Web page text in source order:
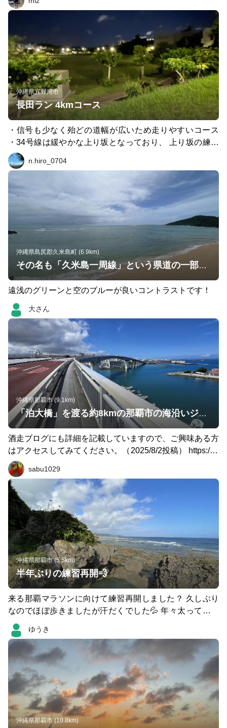
出。良い探検になった。恩納村は西側海岸線に面している
ので本当はサンセットランをしたかったが旅程にマッチせ
ず断念。夕日写真（3枚目）はホテルの部屋からのもの。
いつかリベンジしたい。
沖縄県宜野湾市
長田ラン 4kmコース
・信号も少なく殆どの道幅が広いため走りやすいコース
・34号線は緩やかな上り坂となっており、 上り坂の練習
としても良い ・近くには"いこいの市民パーク"もあり1k
m,0.7kmコースもあるため気分転換にコースを変更するの
n.hiro_0704
沖縄県島尻郡久米島町 (6.9km)
その名も「久米島一周線」という県道の一部。テンション上がる浜辺です👍
遠浅のグリーンと空のブルーが良いコントラストです！
大さん
沖縄県那覇市 (9.1km)
「泊大橋」を渡る約8kmの那覇市の海沿いジョギング
酒走ブログにも詳細を記載していますので、ご興味ある方
はアクセスしてみてください。（2025/8/2投稿） https://re
erac.net/blog/?p=14839 ━━━━━ 宿泊先の那覇市内のホ
テルをスタートし、 「とまりん」～「泊大橋」～「波の
上ビーチ」～「国場川」～「奥武山公園」 を周ってホテ
ルに戻る約9kmの周回コース。 午前中とはいえ日差しが
強くてサスガに暑かったけど、「泊大橋」はなかなかの景
色で気分も良かったので、オススメです。 ━━━━━
sabu1029
沖縄県那覇市 (5.5km)
半年ぶりの練習再開💨
来る那覇マラソンに向けて練習再開しました？ 久しぶり
なのでほぼ歩きましたが汗だくでした💦 年々太ってきて
るので食生活も気をつけながら練習頑張ります🏃‍♂️‍➡️
ゆうき
沖縄県那覇市 (10.8km)